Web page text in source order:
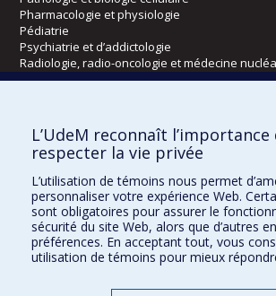
Pharmacologie et physiologie
Pédiatrie
Psychiatrie et d’addictologie
Radiologie, radio-oncologie et médecine
Kinésiologie et des sciences de l’activité
Orthophonie et audiologie
Réadaptation
Directions
DPC
CPASS
L’UdeM reconnaît l’importance
respecter la vie privée
L’utilisation de témoins nous permet
personnaliser votre expérience Web.
sont obligatoires pour assurer le
sécurité du site Web, alors que d’autres
préférences. En acceptant tout, vous
utilisation de témoins pour mieux